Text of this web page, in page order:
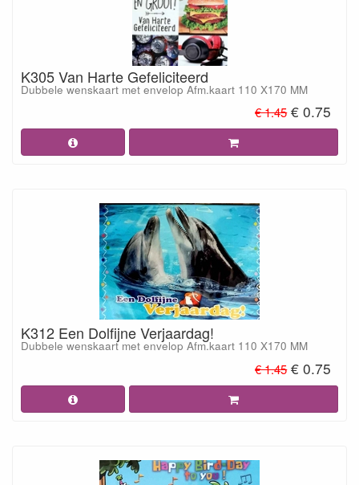
K305 Van Harte Gefeliciteerd
Dubbele wenskaart met envelop Afm.kaart 110 X170 MM
€ 1.45 € 0.75
K312 Een Dolfijne Verjaardag!
Dubbele wenskaart met envelop Afm.kaart 110 X170 MM
€ 1.45 € 0.75